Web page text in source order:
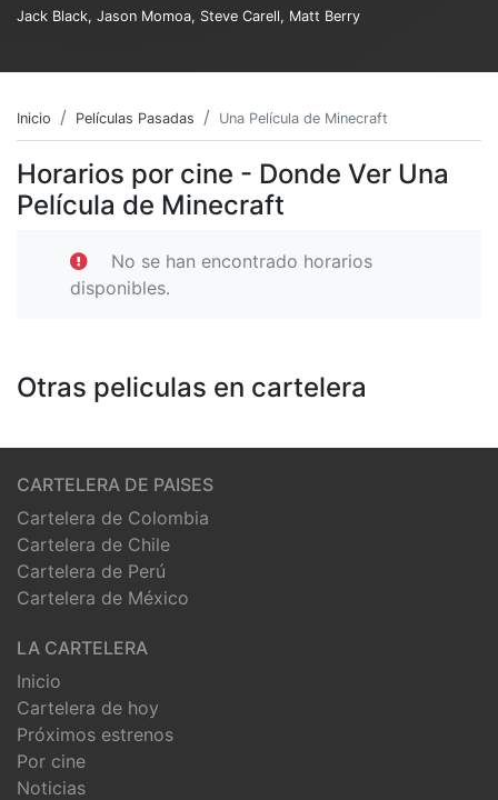
Jack Black, Jason Momoa, Steve Carell, Matt Berry
Inicio Películas Pasadas Una Película de Minecraft
Horarios por cine - Donde Ver Una
Película de Minecraft
No se han encontrado horarios
disponibles.
Otras peliculas en cartelera
CARTELERA DE PAISES
Cartelera de Colombia
Cartelera de Chile
Cartelera de Perú
Cartelera de México
LA CARTELERA
Inicio
Cartelera de hoy
Próximos estrenos
Por cine
Noticias